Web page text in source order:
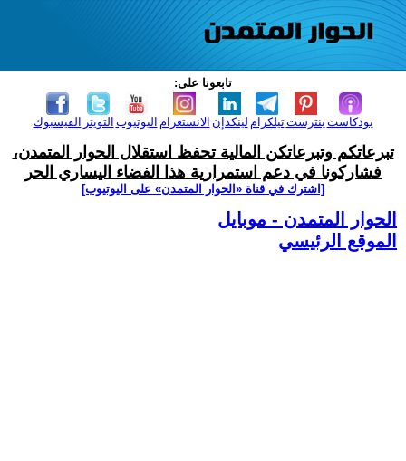
تابعونا على:
الفيسبوك التويتر اليوتيوب الانستغرام لينكدإن تيلكرامبنترست بودكاست
تبرعاتكم وتبرعاتكن المالية تحفظ استقلال الحوار المتمدن،
فشاركونا في دعم استمرارية هذا الفضاء اليساري الحر
[اشترك في قناة ‫«الحوار المتمدن» على اليوتيوب]
الحوار المتمدن - موبايل
الموقع الرئيسي